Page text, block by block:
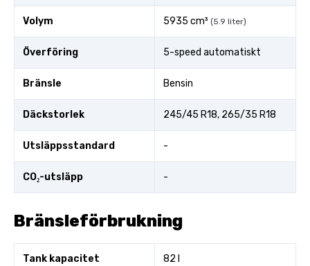
Volym 5935 cm³ (5.9 liter)
Överföring 5-speed automatiskt
Bränsle Bensin
Däckstorlek 245/45 R18, 265/35 R18
Utsläppsstandard -
CO₂-utsläpp -
Bränsleförbrukning
Tank kapacitet 82 l